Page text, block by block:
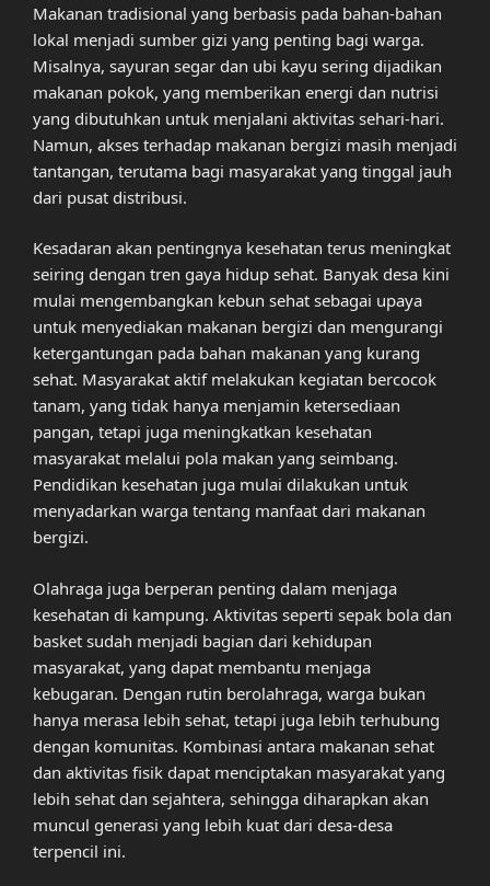
Makanan tradisional yang berbasis pada bahan-bahan
lokal menjadi sumber gizi yang penting bagi warga.
Misalnya, sayuran segar dan ubi kayu sering dijadikan
makanan pokok, yang memberikan energi dan nutrisi
yang dibutuhkan untuk menjalani aktivitas sehari-hari.
Namun, akses terhadap makanan bergizi masih menjadi
tantangan, terutama bagi masyarakat yang tinggal jauh
dari pusat distribusi.
Kesadaran akan pentingnya kesehatan terus meningkat
seiring dengan tren gaya hidup sehat. Banyak desa kini
mulai mengembangkan kebun sehat sebagai upaya
untuk menyediakan makanan bergizi dan mengurangi
ketergantungan pada bahan makanan yang kurang
sehat. Masyarakat aktif melakukan kegiatan bercocok
tanam, yang tidak hanya menjamin ketersediaan
pangan, tetapi juga meningkatkan kesehatan
masyarakat melalui pola makan yang seimbang.
Pendidikan kesehatan juga mulai dilakukan untuk
menyadarkan warga tentang manfaat dari makanan
bergizi.
Olahraga juga berperan penting dalam menjaga
kesehatan di kampung. Aktivitas seperti sepak bola dan
basket sudah menjadi bagian dari kehidupan
masyarakat, yang dapat membantu menjaga
kebugaran. Dengan rutin berolahraga, warga bukan
hanya merasa lebih sehat, tetapi juga lebih terhubung
dengan komunitas. Kombinasi antara makanan sehat
dan aktivitas fisik dapat menciptakan masyarakat yang
lebih sehat dan sejahtera, sehingga diharapkan akan
muncul generasi yang lebih kuat dari desa-desa
terpencil ini.